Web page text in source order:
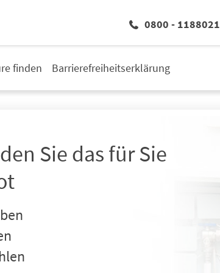
0800 - 1188021
finden Barrierefreiheitserklärung
Sie das für Sie